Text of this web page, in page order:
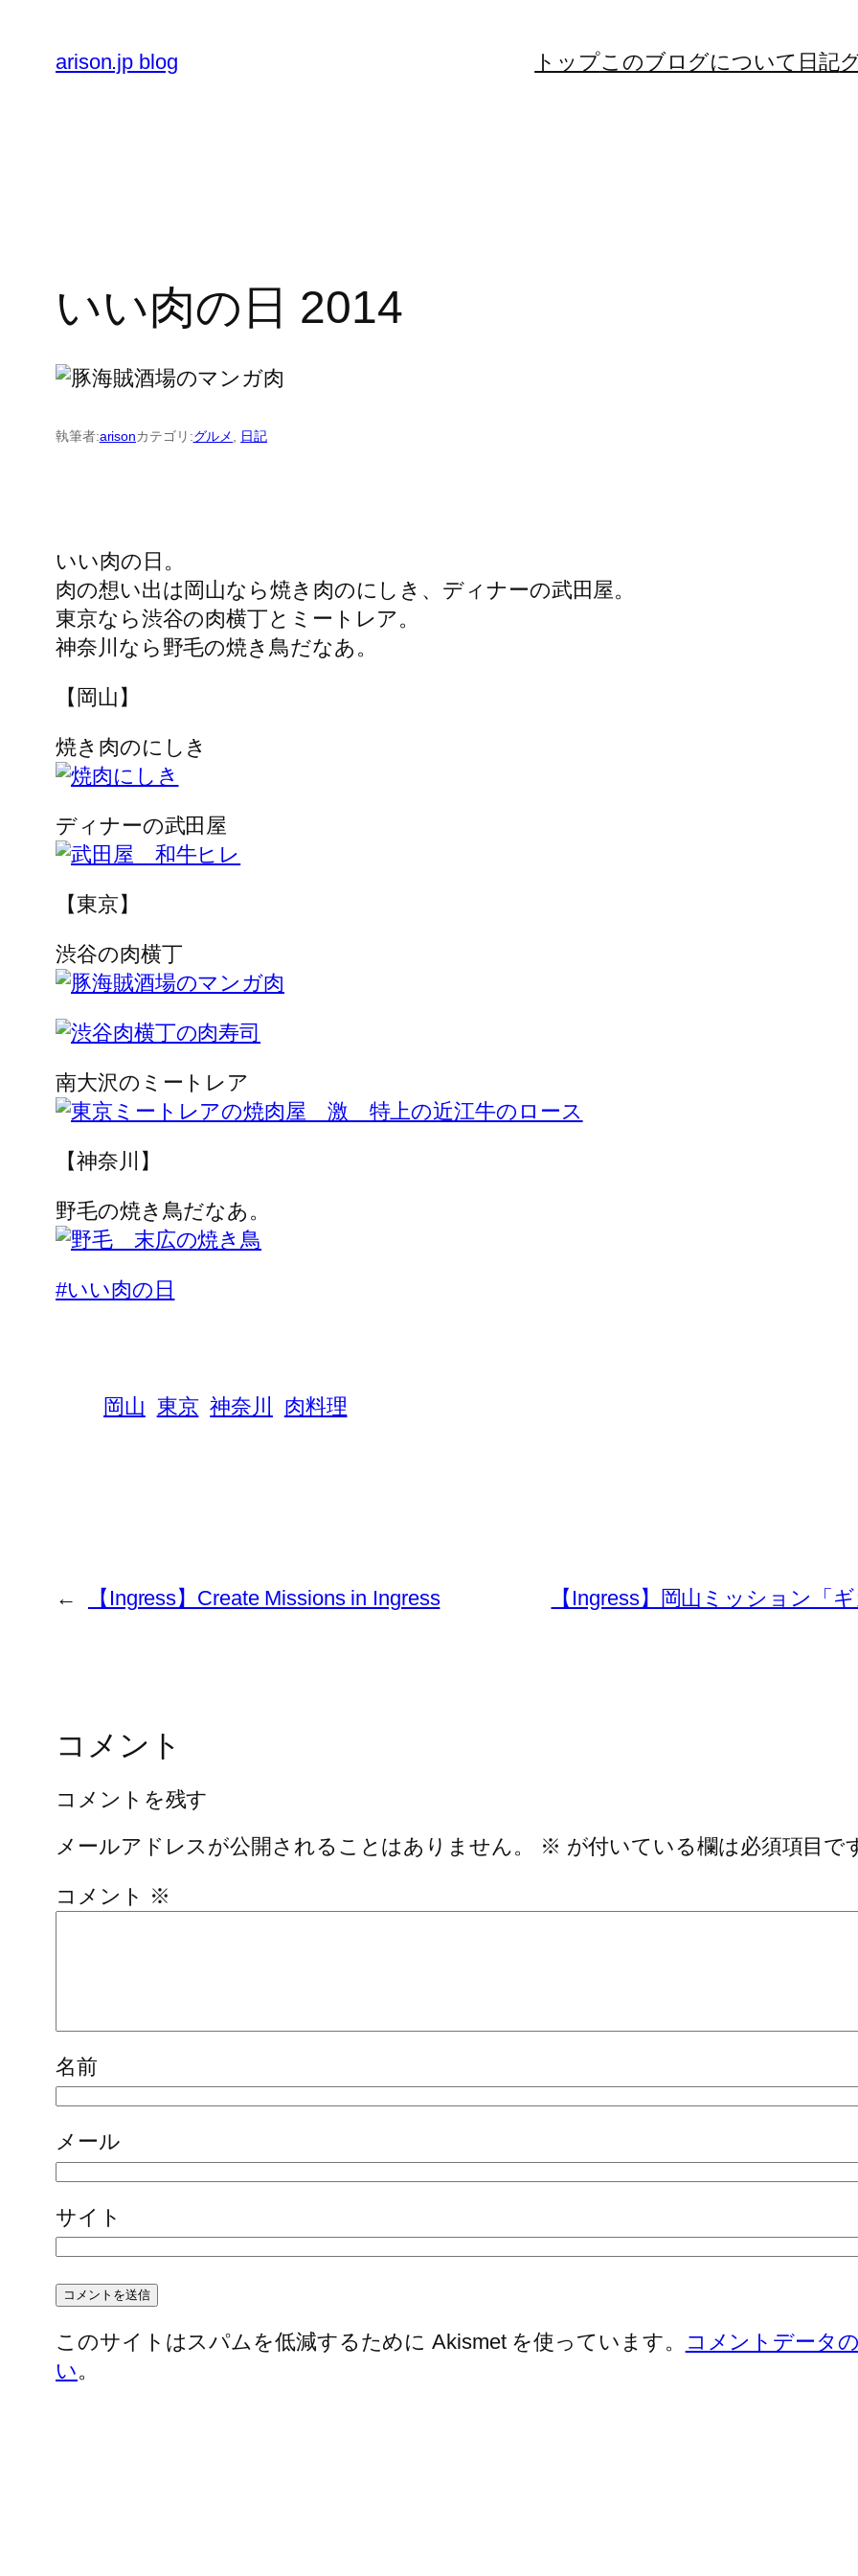
arison.jp blog トップこのブログについて 日記
いい肉の日 2014
執筆者:arisonカテゴリ:グルメ, 日記
いい肉の日。
肉の想い出は岡山なら焼き肉のにしき、ディナーの武田屋。
東京なら渋谷の肉横丁とミートレア。
神奈川なら野毛の焼き鳥だなあ。
【岡山】
焼き肉のにしき
ディナーの武田屋
【東京】
渋谷の肉横丁
南大沢のミートレア
【神奈川】
野毛の焼き鳥だなあ。
#いい肉の日
岡山 東京 神奈川 肉料理
← 【Ingress】Create Missions in Ingress 【Ingress】岡山ミッション「
コメント
コメントを残す
メールアドレスが公開されることはありません。
※ が付いている欄は必須項目で
コメント ※
名前
メール
サイト
このサイトはスパムを低減するために Akismet を使っています。
コメントデータ
い。